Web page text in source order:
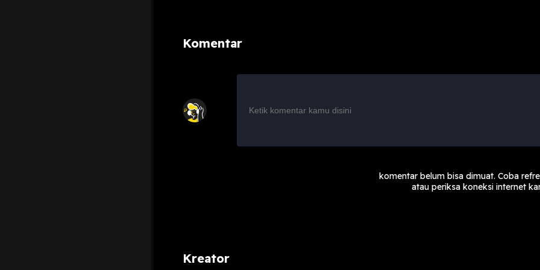
Komentar
komentar belum bisa dimuat. Coba
atau periksa koneksi internet
Kreator